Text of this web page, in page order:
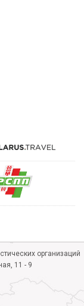
организаций
11 - 9